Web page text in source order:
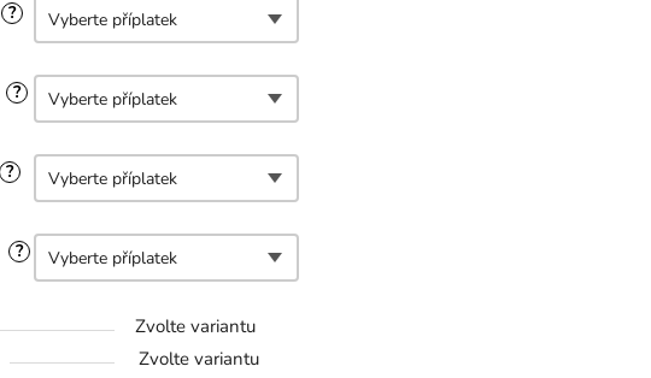
?
?
?
?
Zvolte variantu
Zvolte variantu